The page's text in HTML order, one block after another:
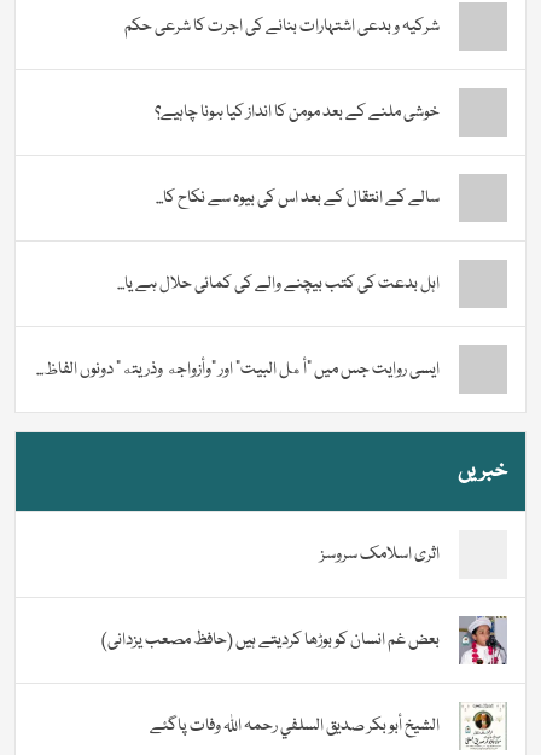
شرکیہ و بدعی اشتہارات بنانے کی اجرت کا شرعی حکم
خوشی ملنے کے بعد مومن کا انداز کیا ہونا چاہیے؟
سالے کے انتقال کے بعد اس کی بیوہ سے نکاح کا...
اہل بدعت کی کتب بیچنے والے کی کمائی حلال ہے یا...
ایسی روایت جس میں “أهل البيت” اور “وأزواجه وذريته” دونوں الفاظ...
خبریں
اثری اسلامک سروسز
بعض غم انسان کو بوڑھا کردیتے ہیں (حافظ مصعب یزدانی)
الشيخ أبو بكر صديق السلفي رحمہ اللہ وفات پاگئے